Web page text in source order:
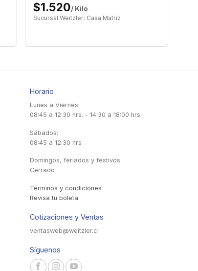
$1.520/ Kilo
Sucursal Weitzler: Casa Matriz
Horario
Lunes a Viernes:
08:45 a 12:30 hrs. - 14:30 a 18:00 hrs.
Sábados:
08:45 a 12:30 hrs
Domingos, feriados y festivos:
Cerrado
Términos y condiciones
Revisa tu boleta
Cotizaciones y Ventas
ventasweb@weitzler.cl
Síguenos